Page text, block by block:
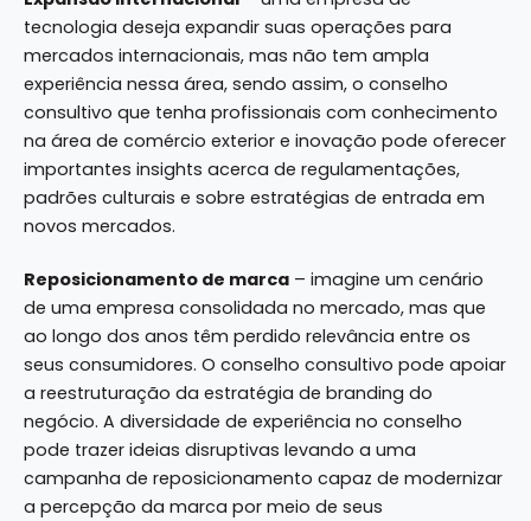
tecnologia deseja expandir suas operações para
mercados internacionais, mas não tem ampla
experiência nessa área, sendo assim, o conselho
consultivo que tenha profissionais com conhecimento
na área de comércio exterior e inovação pode oferecer
importantes insights acerca de regulamentações,
padrões culturais e sobre estratégias de entrada em
novos mercados.
Reposicionamento de marca – imagine um cenário
de uma empresa consolidada no mercado, mas que
ao longo dos anos têm perdido relevância entre os
seus consumidores. O conselho consultivo pode apoiar
a reestruturação da estratégia de branding do
negócio. A diversidade de experiência no conselho
pode trazer ideias disruptivas levando a uma
campanha de reposicionamento capaz de modernizar
a percepção da marca por meio de seus